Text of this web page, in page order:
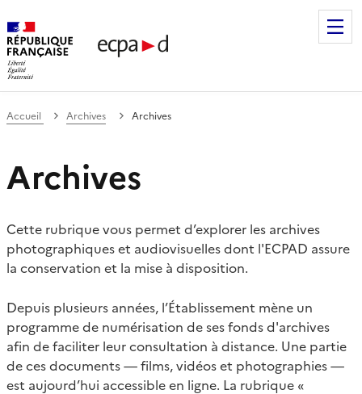
de communication et de production
Accueil Archives Archives
Archives
Cette rubrique vous permet d’explorer les archives
photographiques et audiovisuelles dont l'ECPAD assure
la conservation et la mise à disposition.
Depuis plusieurs années, l’Établissement mène un
programme de numérisation de ses fonds d'archives
afin de faciliter leur consultation à distance. Une partie
de ces documents — films, vidéos et photographies —
est aujourd’hui accessible en ligne. La rubrique «